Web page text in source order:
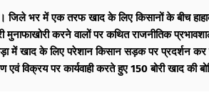
जिले भर में एक तरफ खाद के लिए किसानों के बीच
मुनाफाखोरी करने वालों पर कथित राजनीतिक
में खाद के लिए परेशान किसान सड़क पर प्रदर्शन कर
एवं विक्रय पर कार्यवाही करते हुए 150 बोरी खाद की